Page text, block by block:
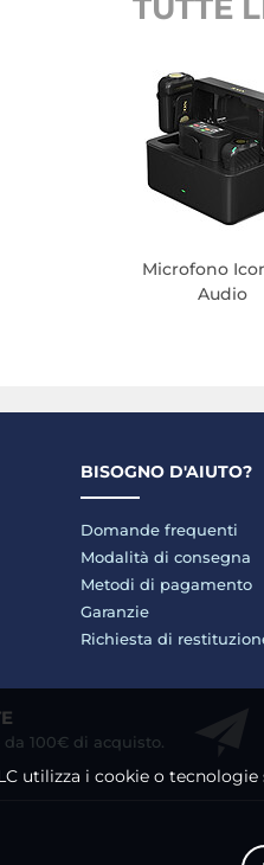
TUTTE
Microfono
Audio
BISOGNO D'AIUTO?
Domande frequenti
Modalità di consegna
Metodi di pagamento
Garanzie
Richiesta di
100€ di acquisto.
utilizza i cookie o